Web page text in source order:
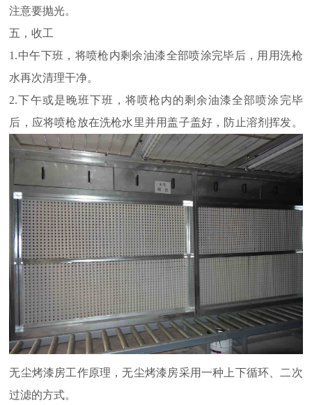
注意要抛光。
五，收工
1.中午下班，将喷枪内剩余油漆全部喷涂完毕后，用用洗枪
水再次清理干净。
2.下午或是晚班下班，将喷枪内的剩余油漆全部喷涂完毕
后，应将喷枪放在洗枪水里并用盖子盖好，防止溶剂挥发。
无尘烤漆房工作原理，无尘烤漆房采用一种上下循环、二次
过滤的方式。